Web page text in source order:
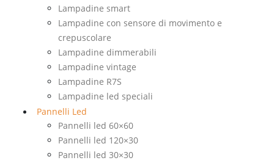
Lampadine smart
Lampadine con sensore di movimento e
crepuscolare
Lampadine dimmerabili
Lampadine vintage
Lampadine R7S
Lampadine led speciali
Pannelli Led
Pannelli led 60×60
Pannelli led 120×30
Pannelli led 30×30